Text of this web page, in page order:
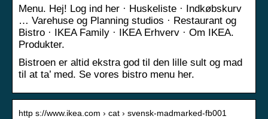
Menu. Hej! Log ind her · Huskeliste · Indkøbskurv
… Varehuse og Planning studios · Restaurant og
Bistro · IKEA Family · IKEA Erhverv · Om IKEA.
Produkter.
Bistroen er altid ekstra god til den lille sult og mad
til at ta’ med. Se vores bistro menu her.
http s://www.ikea.com › cat › svensk-madmarked-fb001